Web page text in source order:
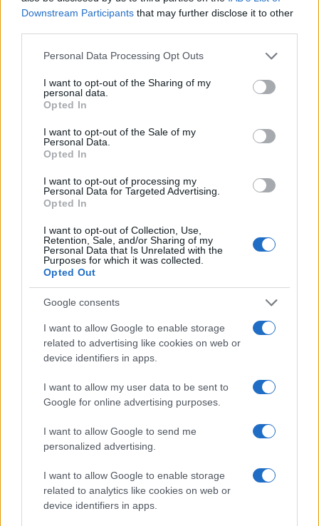
Downstream Participants that may further disclose it to other
Please note that this website/app uses one or more Google
not limited to your visit or usage behaviour. You may click to
grant or deny consent to Google and its third-party tags to
use your data for below specified purposes in below Google
consent section.
Personal Data Processing Opt Outs
I want to opt-out of the Sharing of my
personal data.
Opted In
I want to opt-out of the Sale of my
Personal Data.
Opted In
I want to opt-out of processing my
Personal Data for Targeted Advertising.
Opted In
I want to opt-out of Collection, Use,
Retention, Sale, and/or Sharing of my
Personal Data that Is Unrelated with the
Purposes for which it was collected.
Opted Out
Google consents
I want to allow Google to enable storage
related to advertising like cookies on web or
device identifiers in apps.
I want to allow my user data to be sent to
Google for online advertising purposes.
I want to allow Google to send me
personalized advertising.
I want to allow Google to enable storage
related to analytics like cookies on web or
device identifiers in apps.
Bianca Marchesi
Bianca Marchesi ha pubblicato un’inchiesta
dopo aver convinto l'ufficio comunale di
Genova a rilasciare verbali, sostenendo una
posizione editoriale provocatoria sulle
politiche urbane. Editorialista urbana,
conserva un archivio fotografico delle piazze